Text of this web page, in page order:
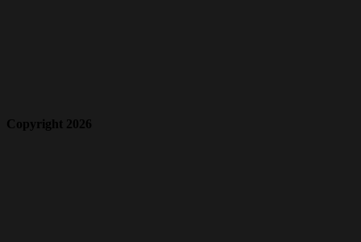
Copyright 2026